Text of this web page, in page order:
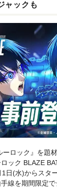
ャックも
ーロック』を題
ック BLAZE
日(水)からスタ
線を期間限定で